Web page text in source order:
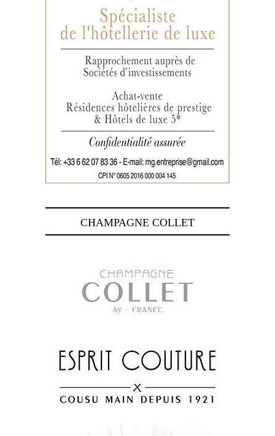
CHAMPAGNE COLLET